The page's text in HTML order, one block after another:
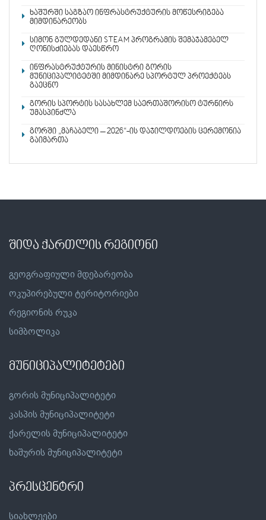
ხაშურში საგზაო ინფრასტრუქტურის მოწესრიგება
მიმდინარეობს
სიმონ გულდედანი STEAM პროგრამის შემაჯამებელ
ღონისძიებას დაესწრო
ინფრასტრუქტურის მინისტრი გორის
მუნიციპალიტეტში მიმდინარე სპორტულ პროექტებს
გაეცნო
გორის სპორტის სასახლემ საერთაშორისო ტურნირს
უმასპინძლა
გორში „მაჩაბელი – 2026“-ის დაჯილდოების ცერემონია
გაიმართა
შიდა ქართლის რეგიონი
გეოგრაფიული მდებარეობა
ოკუპირებული ტერიტორიები
რეგიონის რუკა
სიმბოლიკა
მუნიციპალიტეტები
გორის მუნიციპალიტეტი
კასპის მუნიციპალიტეტი
ქარელის მუნიციპალიტეტი
ხაშურის მუნიციპალიტეტი
პრესცენტრი
სიახლეები